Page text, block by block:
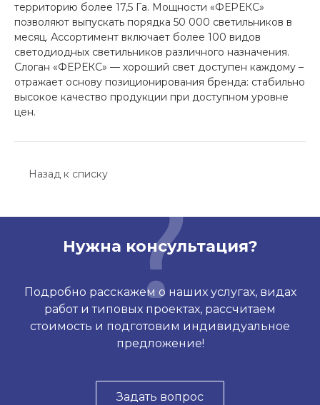
территорию более 17,5 Га. Мощности «ФЕРЕКС»
позволяют выпускать порядка 50 000 светильников в
месяц. Ассортимент включает более 100 видов
светодиодных светильников различного назначения.
Слоган «ФЕРЕКС» — хороший свет доступен каждому –
отражает основу позиционирования бренда: стабильно
высокое качество продукции при доступном уровне
цен.
Назад к списку
Нужна консультация?
Подробно расскажем о наших услугах, видах
работ и типовых проектах, рассчитаем
стоимость и подготовим индивидуальное
предложение!
Задать вопрос